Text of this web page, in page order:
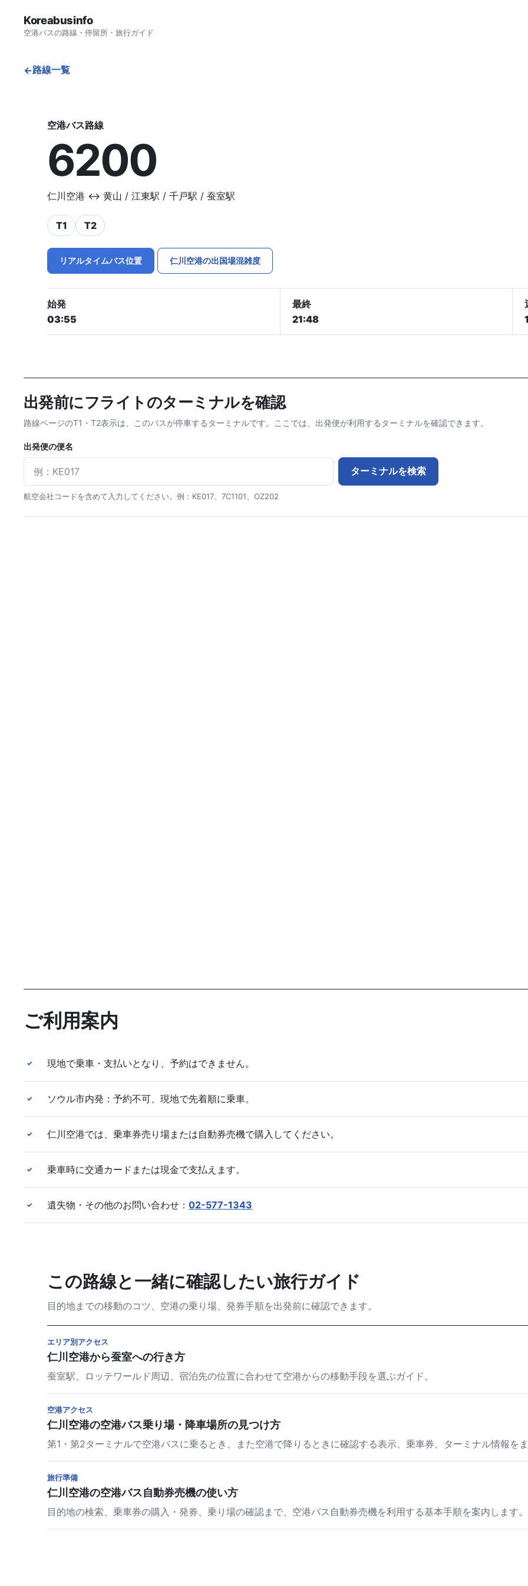
Koreabusinfo
空港バスの路線・停留所・旅行ガイド
←路線一覧
空港バス路線
6200
仁川空港 ↔ 黄山 / 江東駅 / 千戸駅 / 蚕室駅
T1 T2
リアルタイムバス位置 仁川空港の出国場混雑度
始発
03:55
最終
21:48
出発前にフライトのターミナルを確認
路線ページのT1・T2表示は、このバスが停車するターミナルです。ここでは、出発便が利用するターミナルを確認できます。
出発便の便名
ターミナルを検索
航空会社コードを含めて入力してください。例：KE017、7C1101、OZ202
ご利用案内
✓ 現地で乗車・支払いとなり、予約はできません。
✓ ソウル市内発：予約不可、現地で先着順に乗車。
✓ 仁川空港では、乗車券売り場または自動券売機で購入してください。
✓ 乗車時に交通カードまたは現金で支払えます。
✓ 遺失物・その他のお問い合わせ： 02-577-1343
この路線と一緒に確認したい旅行ガイド
目的地までの移動のコツ、空港の乗り場、発券手順を出発前に確認できます。
エリア別アクセス
仁川空港から蚕室への行き方
蚕室駅、ロッテワールド周辺、宿泊先の位置に合わせて空港からの移動手段を選ぶガイド。
空港アクセス
仁川空港の空港バス乗り場・降車場所の見つけ方
第1・第2ターミナルで空港バスに乗るとき、また空港で降りるときに確認する表示、乗車券、ターミナル情報をま
旅行準備
仁川空港の空港バス自動券売機の使い方
目的地の検索、乗車券の購入・発券、乗り場の確認まで、空港バス自動券売機を利用する基本手順を案内します。